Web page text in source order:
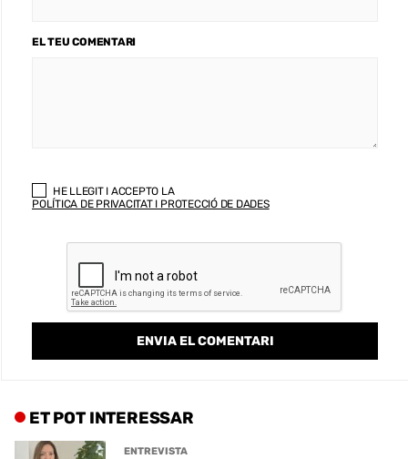
EL TEU COMENTARI
HE LLEGIT I ACCEPTO LA
POLÍTICA DE PRIVACITAT I PROTECCIÓ DE DADES
ET POT INTERESSAR
ENTREVISTA